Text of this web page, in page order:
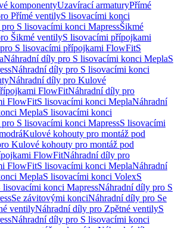
komponentyUzavírací armaturyPřímé
Přímé ventilyS lisovacími konci
S lisovacími konci MapressŠikmé
Šikmé ventilyS lisovacími přípojkami
S lisovacími přípojkami FlowFitS
Náhradní díly pro S lisovacími konci MeplaS
Náhradní díly pro S lisovacími konci
Náhradní díly pro Kulové
FlowFitNáhradní díly pro
FlowFitS lisovacími konci MeplaNáhradní
MeplaS lisovacími konci
S lisovacími konci MapressS lisovacími
Kulové kohouty pro montáž pod
Kulové kohouty pro montáž pod
FlowFitNáhradní díly pro
FlowFitS lisovacími konci MeplaNáhradní
MeplaS lisovacími konci VolexS
lisovacími konci MapressNáhradní díly pro S
Se závitovými konciNáhradní díly pro Se
ventilyNáhradní díly pro Zpětné ventilyS
Náhradní díly pro S lisovacími konci